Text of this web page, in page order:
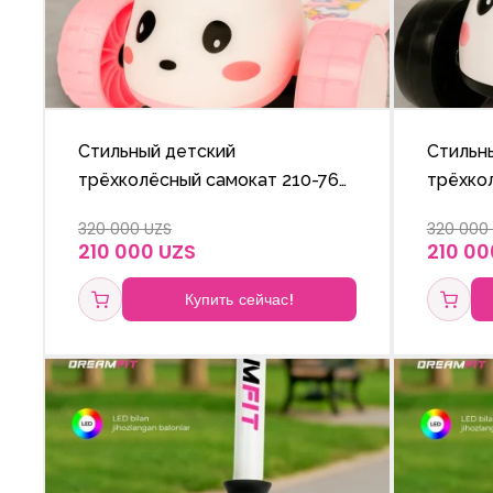
Стильный детский
трёхколёсный самокат 210-765
и регулируемой по высоте
ручкой.
320 000 UZS
210 000 UZS
Купить сейчас!
и
ручкой.
320 000
210